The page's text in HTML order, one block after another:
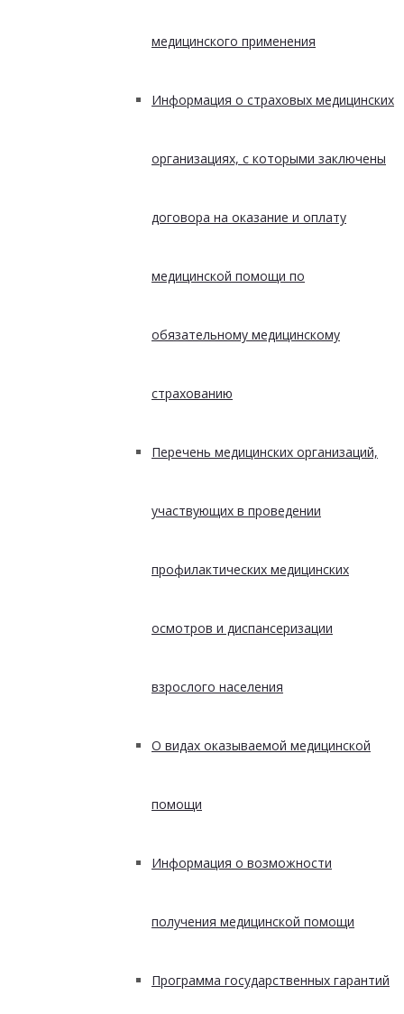
медицинского применения
Информация о страховых медицинских
организациях, с которыми заключены
договора на оказание и оплату
медицинской помощи по
обязательному медицинскому
страхованию
Перечень медицинских организаций,
участвующих в проведении
профилактических медицинских
осмотров и диспансеризации
взрослого населения
О видах оказываемой медицинской
помощи
Информация о возможности
получения медицинской помощи
Программа государственных гарантий